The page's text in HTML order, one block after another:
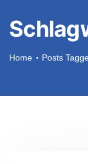
Home Posts